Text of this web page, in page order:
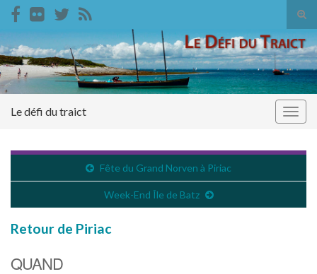
Search for:
Le défi du traict
Fête du Grand Norven à Piriac
Week-End Île de Batz
Retour de Piriac
QUAND